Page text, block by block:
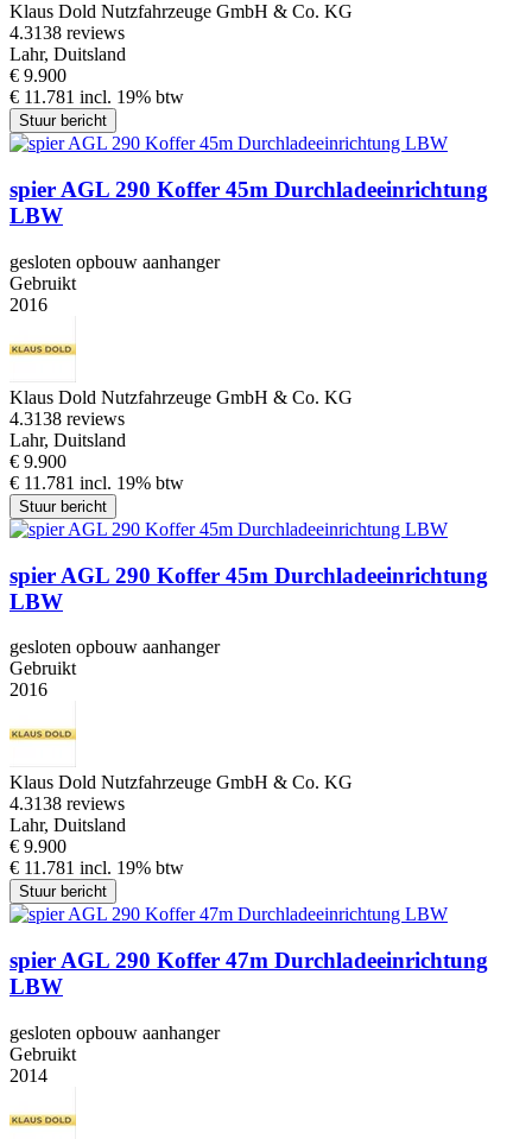
Klaus Dold Nutzfahrzeuge GmbH & Co. KG
4.3138 reviews
Lahr, Duitsland
€ 9.900
€ 11.781 incl. 19% btw
Stuur bericht
spier AGL 290 Koffer 45m Durchladeeinrichtung
LBW
gesloten opbouw aanhanger
Gebruikt
2016
Klaus Dold Nutzfahrzeuge GmbH & Co. KG
4.3138 reviews
Lahr, Duitsland
€ 9.900
€ 11.781 incl. 19% btw
Stuur bericht
spier AGL 290 Koffer 45m Durchladeeinrichtung
LBW
gesloten opbouw aanhanger
Gebruikt
2016
Klaus Dold Nutzfahrzeuge GmbH & Co. KG
4.3138 reviews
Lahr, Duitsland
€ 9.900
€ 11.781 incl. 19% btw
Stuur bericht
spier AGL 290 Koffer 47m Durchladeeinrichtung
LBW
gesloten opbouw aanhanger
Gebruikt
2014